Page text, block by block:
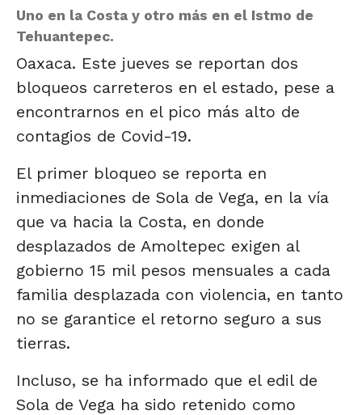
Uno en la Costa y otro más en el Istmo de
Tehuantepec.
Oaxaca. Este jueves se reportan dos
bloqueos carreteros en el estado, pese a
encontrarnos en el pico más alto de
contagios de Covid-19.
El primer bloqueo se reporta en
inmediaciones de Sola de Vega, en la vía
que va hacia la Costa, en donde
desplazados de Amoltepec exigen al
gobierno 15 mil pesos mensuales a cada
familia desplazada con violencia, en tanto
no se garantice el retorno seguro a sus
tierras.
Incluso, se ha informado que el edil de
Sola de Vega ha sido retenido como